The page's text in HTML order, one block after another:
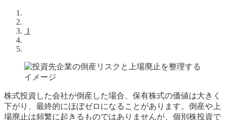
1
株式投資した会社が倒産した場合、保有株式の価値は大きく
下がり、最終的にほぼゼロになることがあります。倒産や上
場廃止は頻繁に起きるものではありませんが、個別株投資で